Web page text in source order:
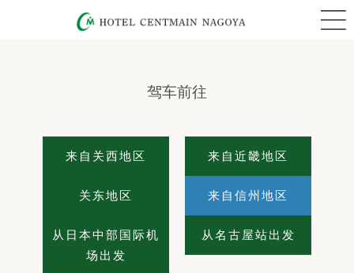
驾车前往
来自关西地区 来自近畿地区
关东地区 来自信州地区
从日本中部国际机
场出发
从名古屋站出发